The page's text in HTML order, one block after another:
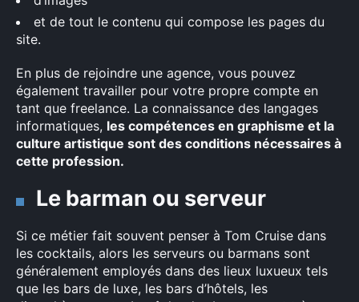
et de tout le contenu qui compose les pages du
site.
En plus de rejoindre une agence, vous pouvez
également travailler pour votre propre compte en
tant que freelance. La connaissance des langages
informatiques, les compétences en graphisme et la
culture artistique sont des conditions nécessaires à
cette profession.
Le barman ou serveur
Si ce métier fait souvent penser à Tom Cruise dans
les cocktails, alors les serveurs ou barmans sont
généralement employés dans des lieux luxueux tels
que les bars de luxe, les bars d’hôtels, les